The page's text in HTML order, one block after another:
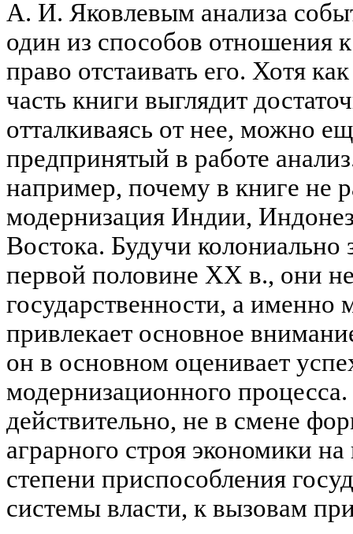
А. И. Яковлевым анализа
один из способов отношения
право отстаивать его. Хотя
часть книги выглядит
отталкиваясь от нее, можно
предпринятый в работе
например, почему в книге не
модернизация Индии,
Востока. Будучи
первой половине XX в., они
государственности, а именно
привлекает основное
он в основном оценивает
модернизационного
действительно, не в смене
аграрного строя экономики
степени приспособления
системы власти, к вызовам